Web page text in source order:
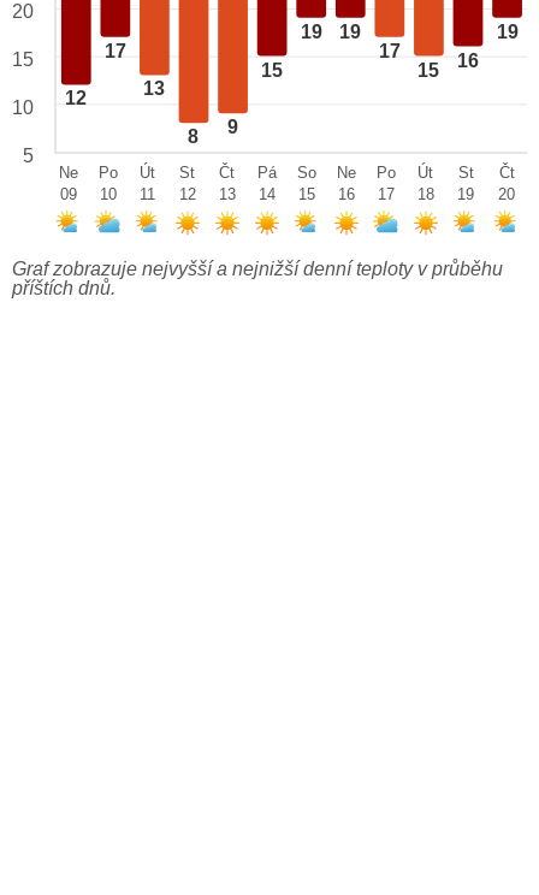
12
17
13
8 9
15
19 19
17
15 16
19
20
15
10
5
Ne
09
Po
10
Út
11
St
12
Čt
13
Pá
14
So
15
Ne
16
Po
17
Út
18
St
19
Čt
20
Graf zobrazuje nejvyšší a nejnižší denní teploty v průběhu
příštích dnů.